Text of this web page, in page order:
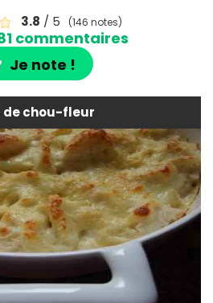
3.8 / 5 (146 notes)
commentaires
Je note !
de chou-fleur